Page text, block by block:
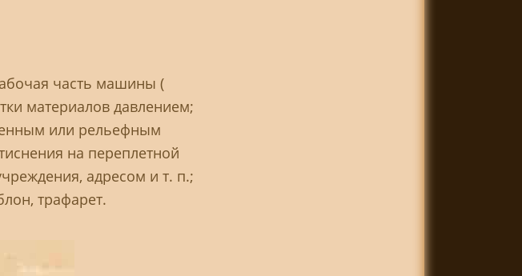
часть машины (
материалов давлением;
или рельефным
на переплетной
адресом и т. п.;
трафарет.